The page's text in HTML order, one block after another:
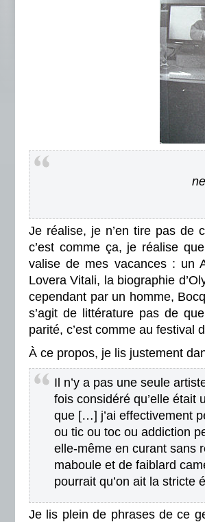
Je réalise, je n’en tire pas de
c’est comme ça, je réalise
valise de mes vacances : un
Lovera Vitali, la biographie
cependant par un homme,
s’agit de littérature pas de
parité, c’est comme au festival
À ce propos, je lis justement
Il n’y a pas une seule
fois considéré qu’elle était
que […] j’ai effectivement
ou tic ou toc ou addiction
elle-même en curant sans
maboule et de faiblard
pourrait qu’on ait la stricte
Je lis plein de phrases de ce